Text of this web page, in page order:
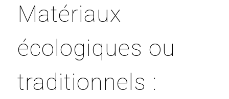
Matériaux
écologiques ou
traditionnels :